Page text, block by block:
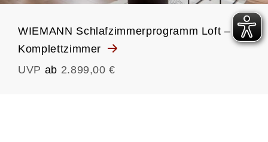
WIEMANN Schlafzimmerprogramm Loft –
Komplettzimmer
UVP ab 2.899,00 €